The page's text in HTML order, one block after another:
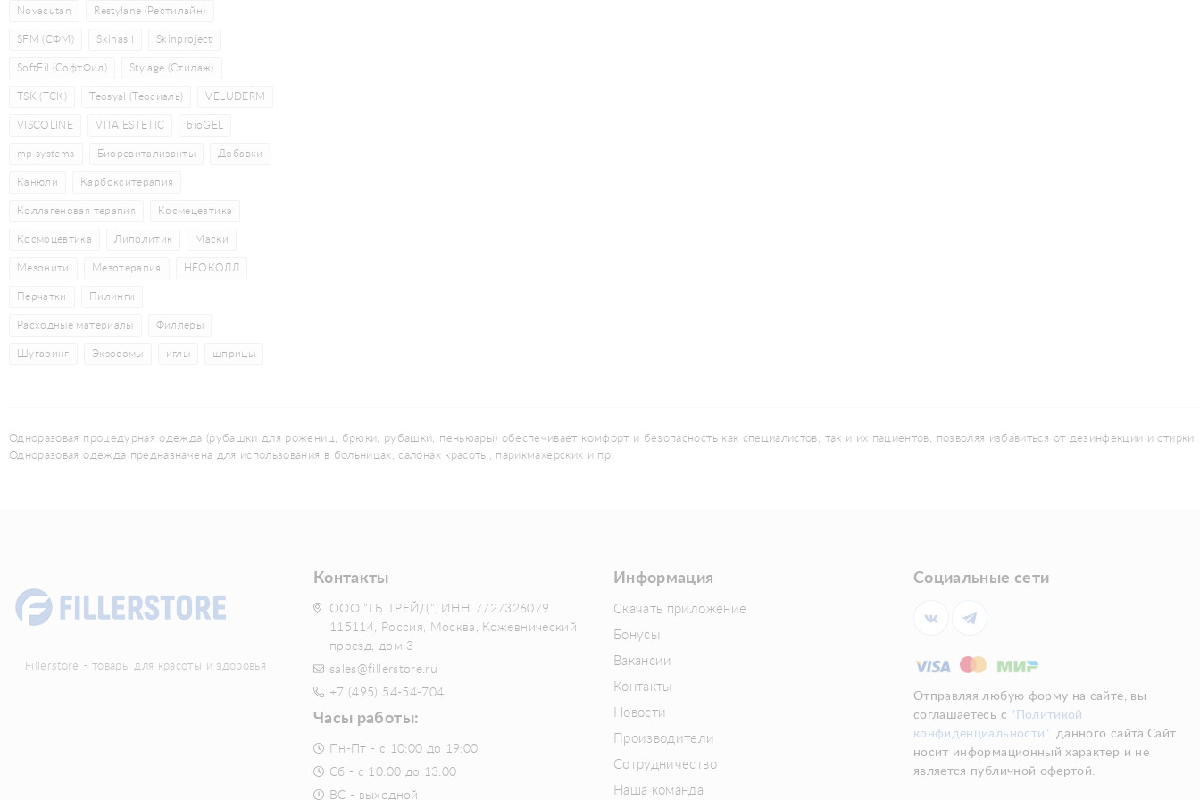
Novacutan Restylane (Рестилайн)
SFM (СФМ) Skinasil Skinproject
SoftFil (СофтФил) Stylage (Стилаж)
TSK (ТСК) Teosyal (Теосиаль) VELUDERM
VISCOLINE VITA ESTETIC bioGEL
mp systems Биоревитализанты Добавки
Канюли Карбокситерапия
Коллагеновая терапия Космецевтика
Космоцевтика Липолитик Маски
Мезонити Мезотерапия НЕОКОЛЛ
Перчатки Пилинги
Расходные материалы Филлеры
Шугаринг Экзосомы иглы шприцы
Одноразовая процедурная одежда (рубашки для рожениц, брюки, рубашки, пеньюары) обеспечивает комфорт и безопасность как специалистов, так и их пациентов, позволяя избавиться от дезинфекции и стирки.
Одноразовая одежда предназначена для использования в больницах, салонах красоты, парикмахерских и пр.
Fillerstore - товары для красоты и здоровья
Контакты
ООО "ГБ ТРЕЙД", ИНН 7727326079
115114, Россия, Москва, Кожевнический
проезд, дом 3
sales@fillerstore.ru
+7 (495) 54-54-704
Часы работы:
Пн-Пт - с 10:00 до 19:00
Сб - с 10:00 до 13:00
ВС - выходной
Информация
Скачать приложение
Бонусы
Вакансии
Контакты
Новости
Производители
Сотрудничество
Наша команда
Социальные сети
Отправляя любую форму на сайте, вы
соглашаетесь с "Политикой
конфиденциальности"
данного сайта.Сайт
носит информационный характер и не
является публичной офертой.